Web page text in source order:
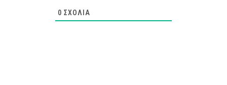
0 ΣΧΌΛΙΑ